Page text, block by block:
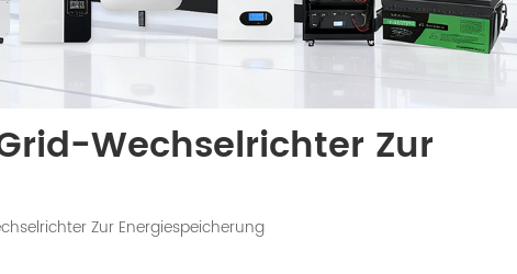
Wechselrichter Zur
Zur Energiespeicherung